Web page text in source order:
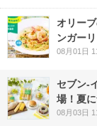
オリー
ンガー
08月01日
セブン‐
場！夏
08月03日